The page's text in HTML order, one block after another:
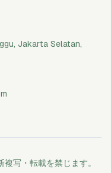
, Jakarta Selatan,
写・転載を禁じます。